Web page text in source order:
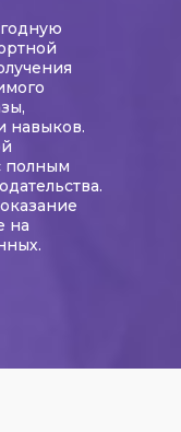
навыков.
полным
на